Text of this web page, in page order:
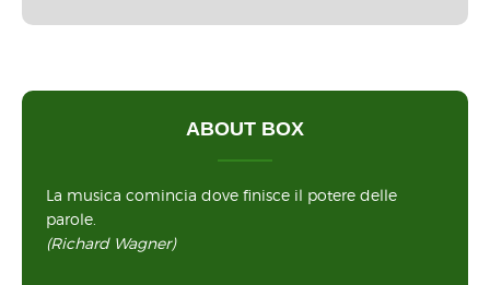
ABOUT BOX
La musica comincia dove finisce il potere delle
parole.
(Richard Wagner)